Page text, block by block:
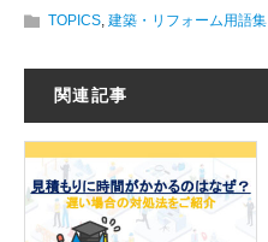
TOPICS 建築・リフォーム用語集
関連記事